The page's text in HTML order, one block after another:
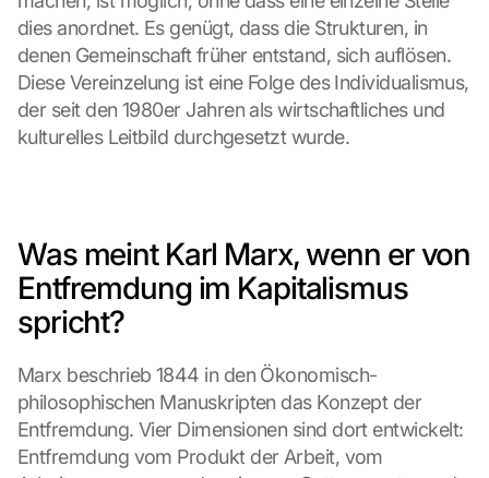
dies anordnet. Es genügt, dass die Strukturen, in
denen Gemeinschaft früher entstand, sich auflösen.
Diese Vereinzelung ist eine Folge des Individualismus,
der seit den 1980er Jahren als wirtschaftliches und
kulturelles Leitbild durchgesetzt wurde.
Was meint Karl Marx, wenn er von
Entfremdung im Kapitalismus
spricht?
Marx beschrieb 1844 in den Ökonomisch-
philosophischen Manuskripten das Konzept der
Entfremdung. Vier Dimensionen sind dort entwickelt:
Entfremdung vom Produkt der Arbeit, vom